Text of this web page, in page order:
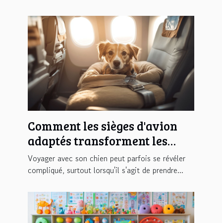
Comment les sièges d'avion
adaptés transforment les
voyages avec votre chien ?
Voyager avec son chien peut parfois se révéler
compliqué, surtout lorsqu'il s'agit de prendre...